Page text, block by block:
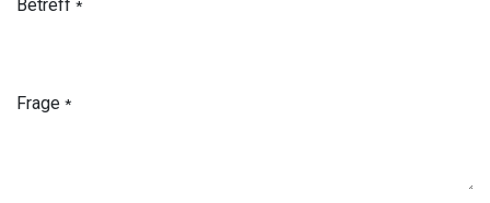
Betreff *
Frage *